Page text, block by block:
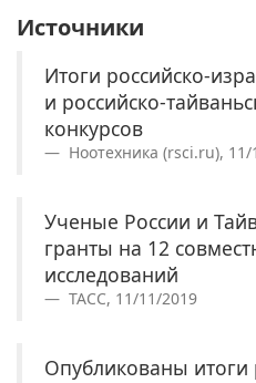
Источники
Итоги российско-
и российско-
конкурсов
Ноотехника (rsci.ru),
Ученые России и
гранты на 12
исследований
ТАСС, 11/11/2019
Опубликованы итоги